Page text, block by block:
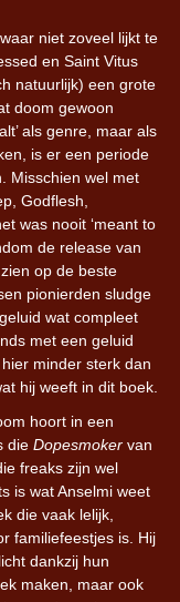
niet zoveel lijkt te
en Saint Vitus
natuurlijk) een grote
doom gewoon
als genre, maar als
is er een periode
Misschien wel met
Godflesh,
was nooit ‘meant to
de release van
op de beste
pionierden sludge
wat compleet
met een geluid
minder sterk dan
hij weeft in dit boek.
hoort in een
die Dopesmoker van
freaks zijn wel
is wat Anselmi weet
die vaak lelijk,
familiefeestjes is. Hij
dankzij hun
maken, maar ook